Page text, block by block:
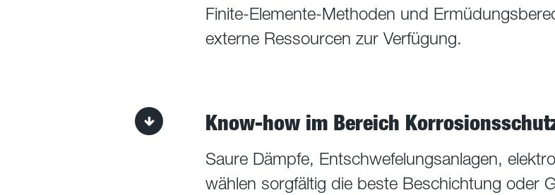
Finite-Elemente-Methoden und
externe Ressourcen zur Verfügung.
Know-how im Bereich
Saure Dämpfe, Entschwefelungsanlagen,
wählen sorgfältig die beste Beschichtung oder